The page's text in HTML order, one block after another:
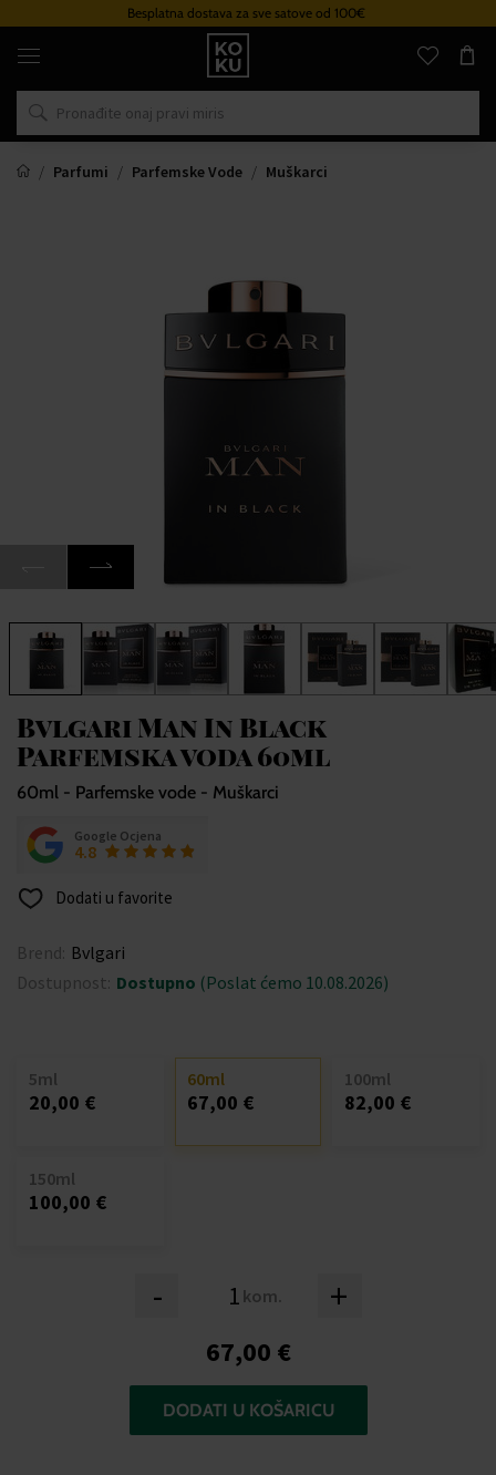
Besplatna dostava za sve satove od 100€
Originalni
parfemi
satovi
na
mjestu
Parfumi
Parfemske Vode Muškarci
Bvlgari Man In Black
Parfemska voda 60ml
60ml - Parfemske vode - Muškarci
Google Ocjena
4.8
Dodati u favorite
Brend: Bvlgari
Dostupnost: Dostupno (Poslat ćemo 10.08.2026)
- kom. +
5ml
20,00 €
60ml
67,00 €
100ml
82,00 €
150ml
100,00 €
67,00 €
DODATI U KOŠARICU